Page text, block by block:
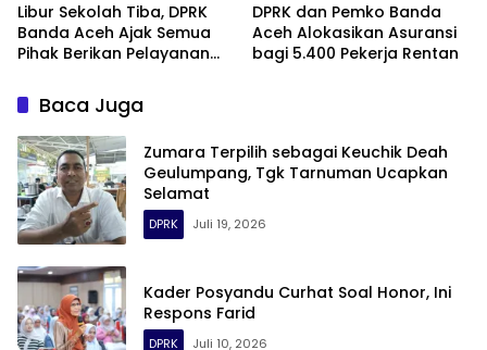
Libur Sekolah Tiba, DPRK
Banda Aceh Ajak Semua
Pihak Berikan Pelayanan
DPRK dan Pemko Banda
Aceh Alokasikan Asuransi
bagi 5.400 Pekerja Rentan
Baca Juga
Zumara Terpilih sebagai Keuchik Deah
Geulumpang, Tgk Tarnuman Ucapkan
Selamat
DPRK Juli 19, 2026
Kader Posyandu Curhat Soal Honor, Ini
Respons Farid
DPRK Juli 10, 2026